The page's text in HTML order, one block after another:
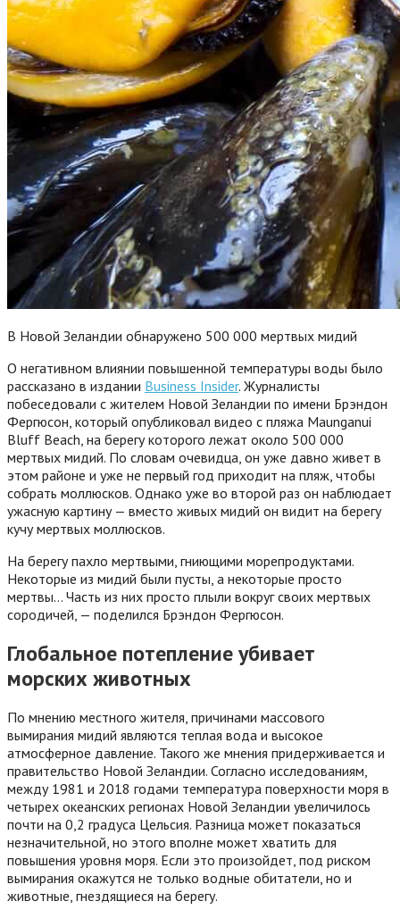
В Новой Зеландии обнаружено 500 000 мертвых мидий
О негативном влиянии повышенной температуры воды было
рассказано в издании Business Insider. Журналисты
побеседовали с жителем Новой Зеландии по имени Брэндон
Фергюсон, который опубликовал видео с пляжа Maunganui
Bluff Beach, на берегу которого лежат около 500 000
мертвых мидий. По словам очевидца, он уже давно живет в
этом районе и уже не первый год приходит на пляж, чтобы
собрать моллюсков. Однако уже во второй раз он наблюдает
ужасную картину — вместо живых мидий он видит на берегу
кучу мертвых моллюсков.
На берегу пахло мертвыми, гниющими морепродуктами.
Некоторые из мидий были пусты, а некоторые просто
мертвы… Часть из них просто плыли вокруг своих мертвых
сородичей, — поделился Брэндон Фергюсон.
Глобальное потепление убивает
морских животных
По мнению местного жителя, причинами массового
вымирания мидий являются теплая вода и высокое
атмосферное давление. Такого же мнения придерживается и
правительство Новой Зеландии. Согласно исследованиям,
между 1981 и 2018 годами температура поверхности моря в
четырех океанских регионах Новой Зеландии увеличилось
почти на 0,2 градуса Цельсия. Разница может показаться
незначительной, но этого вполне может хватить для
повышения уровня моря. Если это произойдет, под риском
вымирания окажутся не только водные обитатели, но и
животные, гнездящиеся на берегу.